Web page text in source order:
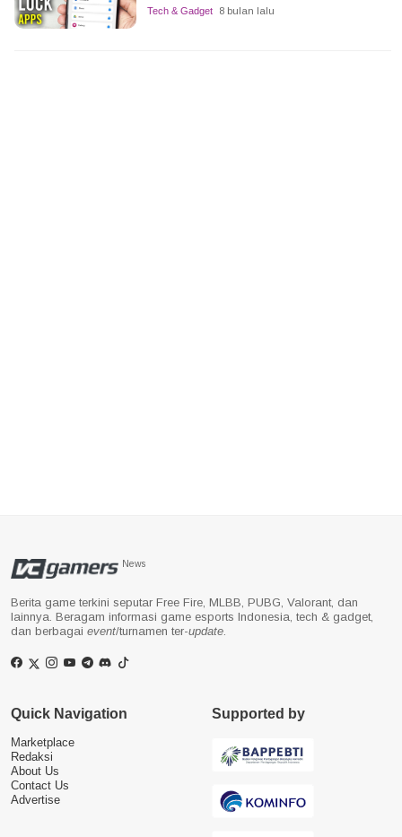
Tech & Gadget 8 bulan lalu
News
Berita game terkini seputar Free Fire, MLBB, PUBG, Valorant, dan
lainnya. Beragam informasi game esports Indonesia, tech & gadget,
dan berbagai event/turnamen ter-update.
Quick Navigation
Marketplace
Redaksi
About Us
Contact Us
Advertise
Supported by